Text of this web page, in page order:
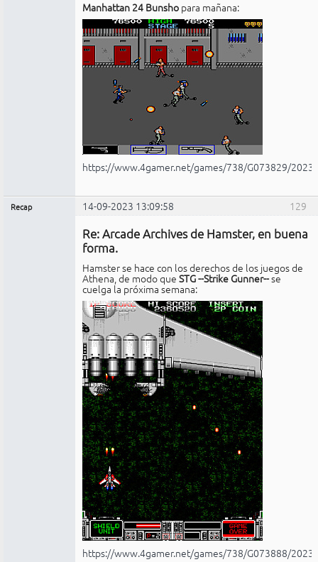
Manhattan 24 Bunsho para mañana:
https://www.4gamer.net/games/738/G073829/
129
Recap 14-09-2023 13:09:58
Re: Arcade Archives de Hamster, en buena
forma.
Hamster se hace con los derechos de los juegos de
Athena, de modo que STG --Strike Gunner--se
cuelga la próxima semana:
https://www.4gamer.net/games/738/G073888/